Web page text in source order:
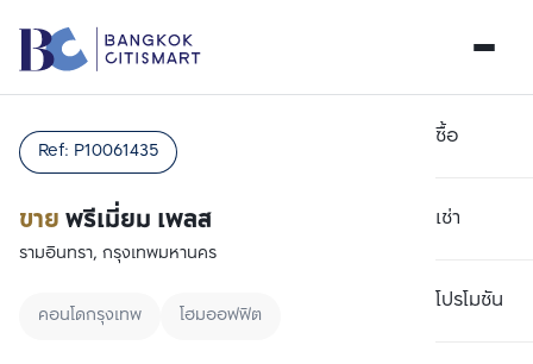
ซื้อ
เช่า
โปรโมชัน
ขายพรีเมี่ยม เพลส
Ref: P10061435
รามอินทรา, กรุงเทพมหานคร
คอนโดกรุงเทพ โฮมออฟฟิต